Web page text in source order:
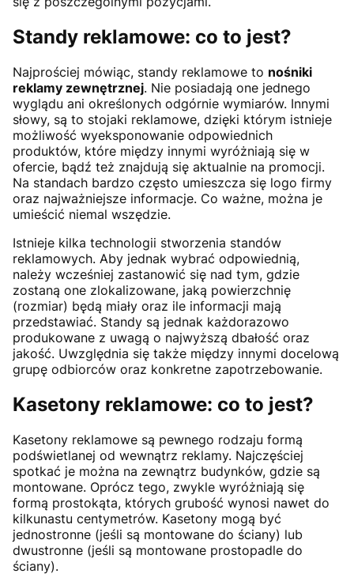
Standy reklamowe: co to jest?
Najprościej mówiąc, standy reklamowe to nośniki
reklamy zewnętrznej. Nie posiadają one jednego
wyglądu ani określonych odgórnie wymiarów. Innymi
słowy, są to stojaki reklamowe, dzięki którym istnieje
możliwość wyeksponowanie odpowiednich
produktów, które między innymi wyróżniają się w
ofercie, bądź też znajdują się aktualnie na promocji.
Na standach bardzo często umieszcza się logo firmy
oraz najważniejsze informacje. Co ważne, można je
umieścić niemal wszędzie.
Istnieje kilka technologii stworzenia standów
reklamowych. Aby jednak wybrać odpowiednią,
należy wcześniej zastanowić się nad tym, gdzie
zostaną one zlokalizowane, jaką powierzchnię
(rozmiar) będą miały oraz ile informacji mają
przedstawiać. Standy są jednak każdorazowo
produkowane z uwagą o najwyższą dbałość oraz
jakość. Uwzględnia się także między innymi docelową
grupę odbiorców oraz konkretne zapotrzebowanie.
Kasetony reklamowe: co to jest?
Kasetony reklamowe są pewnego rodzaju formą
podświetlanej od wewnątrz reklamy. Najczęściej
spotkać je można na zewnątrz budynków, gdzie są
montowane. Oprócz tego, zwykle wyróżniają się
formą prostokąta, których grubość wynosi nawet do
kilkunastu centymetrów. Kasetony mogą być
jednostronne (jeśli są montowane do ściany) lub
dwustronne (jeśli są montowane prostopadle do
ściany).